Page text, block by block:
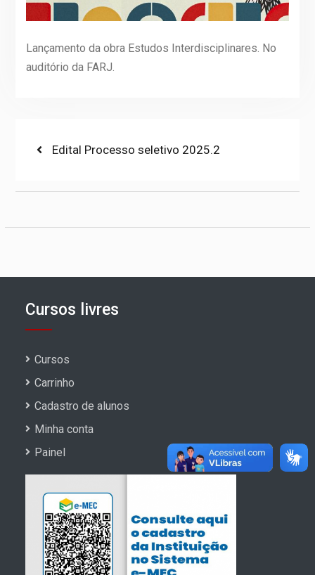
Lançamento da obra Estudos Interdisciplinares. No
auditório da FARJ.
Navegação
Post
Previous
Edital Processo seletivo 2025.2
Cursos livres
Cursos
Carrinho
Cadastro de alunos
Minha conta
Painel